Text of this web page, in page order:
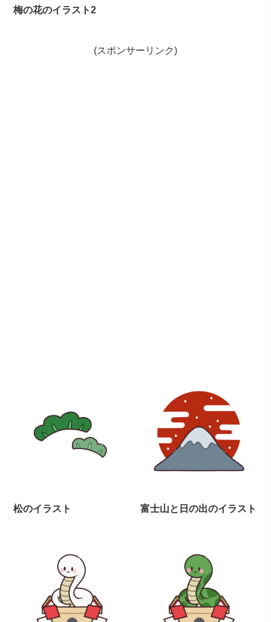
梅の花のイラスト2
(スポンサーリンク)
松のイラスト 富士山と日の出のイラスト